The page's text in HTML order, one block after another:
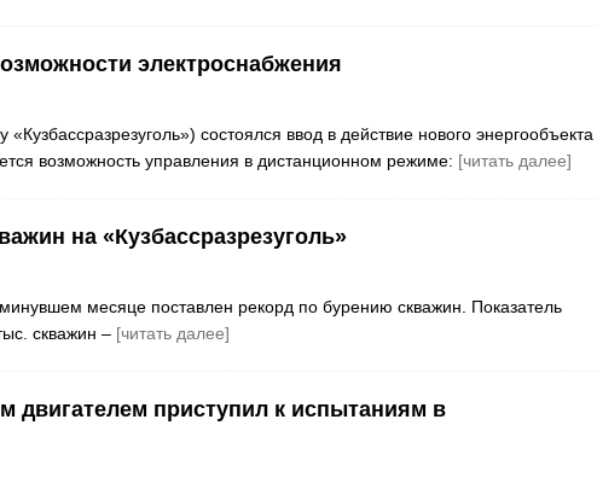
электроснабжения
состоялся ввод в действие нового энергообъекта
возможность управления в дистанционном режиме: [читать далее]
на «Кузбассразрезуголь»
месяце поставлен рекорд по бурению скважин. Показатель
скважин – [читать далее]
приступил к испытаниям в